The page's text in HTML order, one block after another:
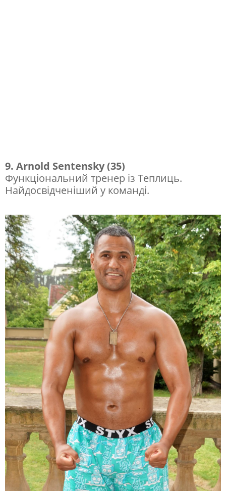
9. Arnold Sentensky (35)
Функціональний тренер із Теплиць.
Найдосвідченіший у команді.